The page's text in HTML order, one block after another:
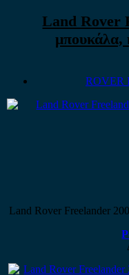
Land Rover
μπουκάλα,
ROVER
Land Rover Freelander